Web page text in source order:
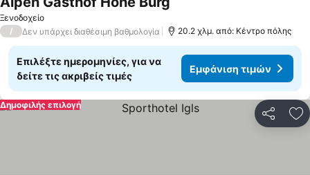
Ξενοδοχείο
/ Δεν υπάρχει διαθέσιμη βαθμολογία 20.2 χλμ. από: Κέντρο πόλης
Επιλέξτε ημερομηνίες, για να
δείτε τις ακριβείς τιμές
Εμφάνιση τιμών
Δημοφιλής επιλογή